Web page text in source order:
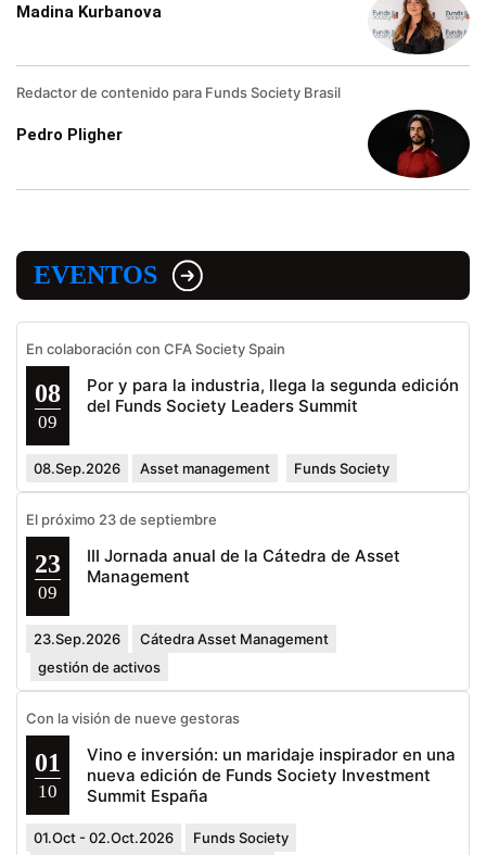
Madina Kurbanova
Redactor de contenido para Funds Society Brasil
Pedro Pligher
EVENTOS
En colaboración con CFA Society Spain
08
09
Por y para la industria, llega la segunda edición
del Funds Society Leaders Summit
08.Sep.2026 Asset management Funds Society
El próximo 23 de septiembre
23
09
III Jornada anual de la Cátedra de Asset
Management
23.Sep.2026
Cátedra Asset Management
gestión de activos
Con la visión de nueve gestoras
01
10
Vino e inversión: un maridaje inspirador en una
nueva edición de Funds Society Investment
Summit España
01.Oct - 02.Oct.2026
Funds Society